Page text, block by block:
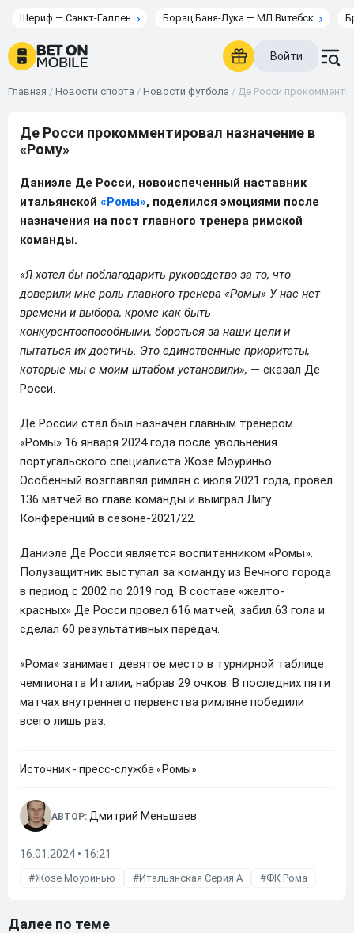
Шериф — Санкт-Галлен Борац Баня-Лука — МЛ Витебск
Войти
Главная / Новости спорта / Новости футбола / Де Росси
Де Росси прокомментировал назначение в
«Рому»
Даниэле Де Росси, новоиспеченный наставник
итальянской «Ромы», поделился эмоциями после
назначения на пост главного тренера римской
команды.
«Я хотел бы поблагодарить руководство за то, что
доверили мне роль главного тренера «Ромы» У нас нет
времени и выбора, кроме как быть
конкурентоспособными, бороться за наши цели и
пытаться их достичь. Это единственные приоритеты,
которые мы с моим штабом установили», — сказал Де
Росси.
Де России стал был назначен главным тренером
«Ромы» 16 января 2024 года после увольнения
португальского специалиста Жозе Моуриньо.
Особенный возглавлял римлян с июля 2021 года, провел
136 матчей во главе команды и выиграл Лигу
Конференций в сезоне-2021/22.
Даниэле Де Росси является воспитанником «Ромы».
Полузащитник выступал за команду из Вечного города
в период с 2002 по 2019 год. В составе «желто-
красных» Де Росси провел 616 матчей, забил 63 гола и
сделал 60 результативных передач.
«Рома» занимает девятое место в турнирной таблице
чемпионата Италии, набрав 29 очков. В последних пяти
матчах внутреннего первенства римляне победили
всего лишь раз.
Источник - пресс-служба «Ромы»
АВТОР: Дмитрий Меньшаев
16.01.2024 • 16:21
Жозе Моуринью Итальянская Серия А ФК Рома
Далее по теме